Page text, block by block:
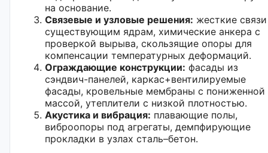
на основание.
Связевые и узловые решения: жесткие
существующим ядрам, химические анкера с
проверкой вырыва, скользящие опоры для
компенсации температурных деформаций.
Ограждающие конструкции: фасады из
сэндвич-панелей, каркас+вентилируемые
фасады, кровельные мембраны с пониженной
массой, утеплители с низкой плотностью.
Акустика и вибрация: плавающие полы,
виброопоры под агрегаты, демпфирующие
прокладки в узлах сталь–бетон.